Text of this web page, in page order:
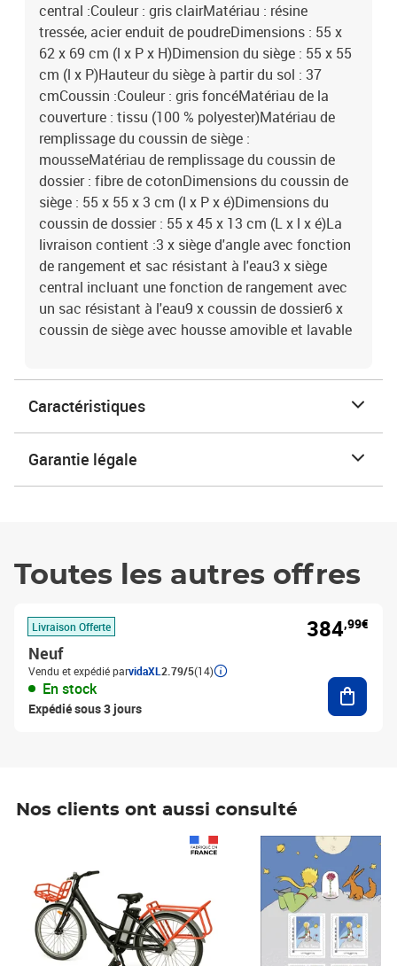
central :Couleur : gris clairMatériau : résine
tressée, acier enduit de poudreDimensions : 55 x
62 x 69 cm (l x P x H)Dimension du siège : 55 x 55
cm (l x P)Hauteur du siège à partir du sol : 37
cmCoussin :Couleur : gris foncéMatériau de la
couverture : tissu (100 % polyester)Matériau de
remplissage du coussin de siège :
mousseMatériau de remplissage du coussin de
dossier : fibre de cotonDimensions du coussin de
siège : 55 x 55 x 3 cm (l x P x é)Dimensions du
coussin de dossier : 55 x 45 x 13 cm (L x l x é)La
livraison contient :3 x siège d'angle avec fonction
de rangement et sac résistant à l'eau3 x siège
central incluant une fonction de rangement avec
un sac résistant à l'eau9 x coussin de dossier6 x
coussin de siège avec housse amovible et lavable
Caractéristiques
Garantie légale
Toutes les autres offres
Livraison Offerte
Neuf
Vendu et expédié parvidaXL 2.79/5(14)
En stock
Expédié sous 3 jours
384,99€
Nos clients ont aussi consulté
Prix 7,50€